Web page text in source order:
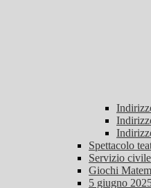
Spettacolo
Servizio
Giochi
5 giugno